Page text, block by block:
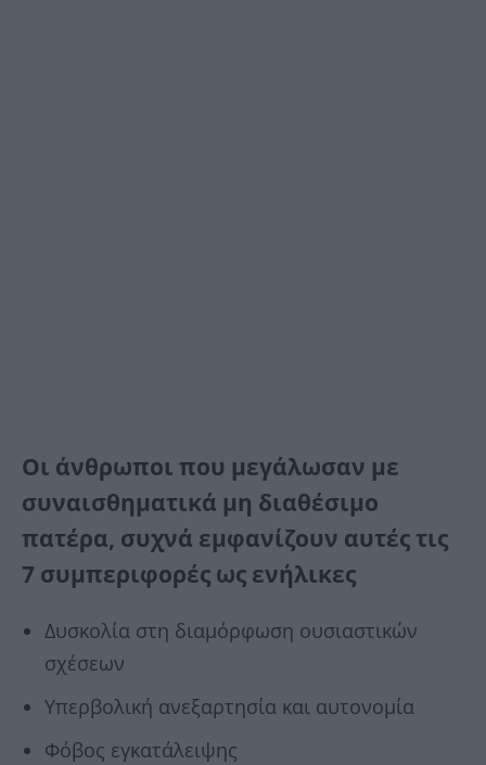
Οι άνθρωποι που μεγάλωσαν με
συναισθηματικά μη διαθέσιμο
πατέρα, συχνά εμφανίζουν αυτές τις
7 συμπεριφορές ως ενήλικες
Δυσκολία στη διαμόρφωση ουσιαστικών
σχέσεων
Υπερβολική ανεξαρτησία και αυτονομία
Φόβος εγκατάλειψης